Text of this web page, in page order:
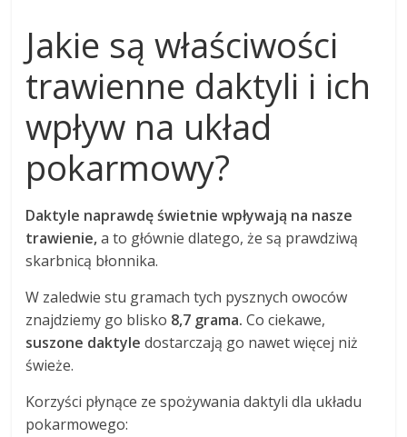
Jakie są właściwości
trawienne daktyli i ich
wpływ na układ
pokarmowy?
Daktyle naprawdę świetnie wpływają na nasze
trawienie,a to głównie dlatego, że są prawdziwą
skarbnicą błonnika.
W zaledwie stu gramach tych pysznych owoców
znajdziemy go blisko 8,7 grama. Co ciekawe,
suszone daktyle dostarczają go nawet więcej niż
świeże.
Korzyści płynące ze spożywania daktyli dla układu
pokarmowego: